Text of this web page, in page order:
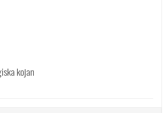
kojan